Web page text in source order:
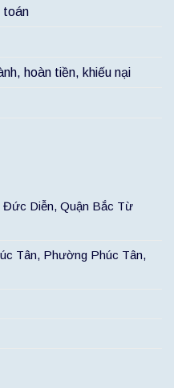
toán
hoàn tiền, khiếu nại
Đức Diễn, Quận Bắc Từ
Tân, Phường Phúc Tân,